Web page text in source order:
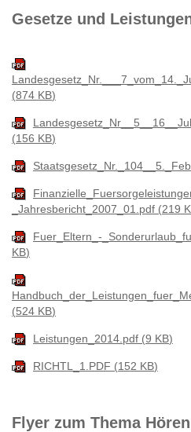
Gesetze und
874 KB
156 KB
_Jahresbericht_2007_01.pdf
219
Fuer_Eltern_-
KB
524 KB
Leistungen_2014.pdf 9 KB
RICHTL_1.PDF 152 KB
Flyer zum Thema Hören